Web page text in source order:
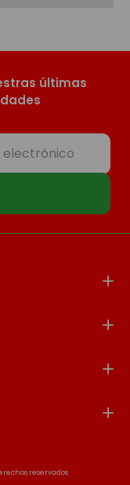
están
en cada
momentos
la plaza o
y prepará
últimas
reservados